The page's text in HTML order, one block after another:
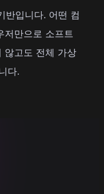
반입니다. 어떤 컴
저만으로 소프트
않고도 전체 가상
다.